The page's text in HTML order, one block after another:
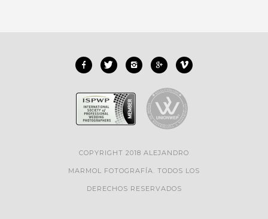
COPYRIGHT 2018 ALEJANDRO
MARMOL FOTOGRAFÍA. TODOS LOS
DERECHOS RESERVADOS